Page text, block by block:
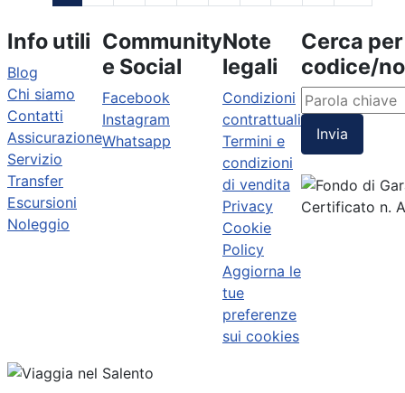
Info utili
Blog
Chi siamo
Contatti
Assicurazione
Servizio
Transfer
Escursioni
Noleggio
Community
e Social
Facebook
Instagram
Whatsapp
Note
legali
Condizioni
contrattuali
Termini e
condizioni
di vendita
Privacy
Cookie
Policy
Aggiorna le
tue
preferenze
sui cookies
Cerca per
codice/
Invia
Certificato n.